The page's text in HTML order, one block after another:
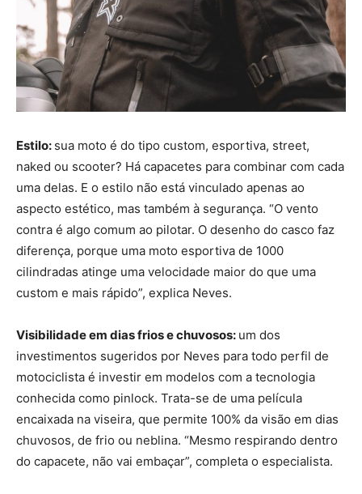
Estilo: sua moto é do tipo custom, esportiva, street,
naked ou scooter? Há capacetes para combinar com cada
uma delas. E o estilo não está vinculado apenas ao
aspecto estético, mas também à segurança. “O vento
contra é algo comum ao pilotar. O desenho do casco faz
diferença, porque uma moto esportiva de 1000
cilindradas atinge uma velocidade maior do que uma
custom e mais rápido”, explica Neves.
Visibilidade em dias frios e chuvosos: um dos
investimentos sugeridos por Neves para todo perfil de
motociclista é investir em modelos com a tecnologia
conhecida como pinlock. Trata-se de uma película
encaixada na viseira, que permite 100% da visão em dias
chuvosos, de frio ou neblina. “Mesmo respirando dentro
do capacete, não vai embaçar”, completa o especialista.